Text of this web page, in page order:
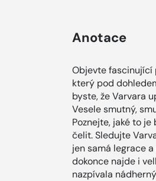
Anotace
Objevte fascinující
který pod
byste, že Varvara
Vesele smutný,
Poznejte, jaké to
čelit. Sledujte
jen samá legrace
dokonce najde i
nazpívala